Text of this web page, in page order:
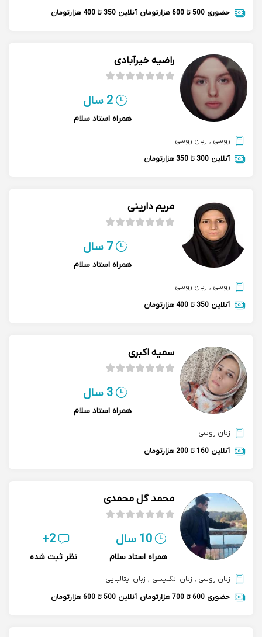
حضوری 500 تا 600 هزارتومان آنلاین 350 تا 400 هزارتومان
راضیه خیرآبادی
2 سال
همراه استاد سلام
روسی , زبان روسی
آنلاین 300 تا 350 هزارتومان
مریم دارینی
7 سال
همراه استاد سلام
روسی , زبان روسی
آنلاین 350 تا 400 هزارتومان
سمیه اکبری
3 سال
همراه استاد سلام
زبان روسی
آنلاین 160 تا 200 هزارتومان
محمد گل محمدی
10 سال
همراه استاد سلام
2+
نظر ثبت شده
زبان روسی , زبان انگلیسی , زبان ایتالیایی
حضوری 600 تا 700 هزارتومان آنلاین 500 تا 600 هزارتومان